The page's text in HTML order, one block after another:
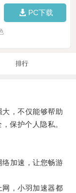
PC下载
排行
，不仅能够帮助
保护个人隐私。
加速，让您畅游
，小羽加速器都